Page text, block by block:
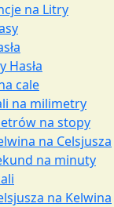
na Litry
Hasła
cale
na milimetry
na stopy
na Celsjusza
na minuty
na Kelwina